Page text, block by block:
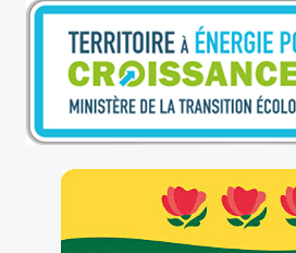
Les foulées Fressinoises
Fêtes et manifestations
Liste et coordonnées des associations
TOURISME, PATRIMOINE